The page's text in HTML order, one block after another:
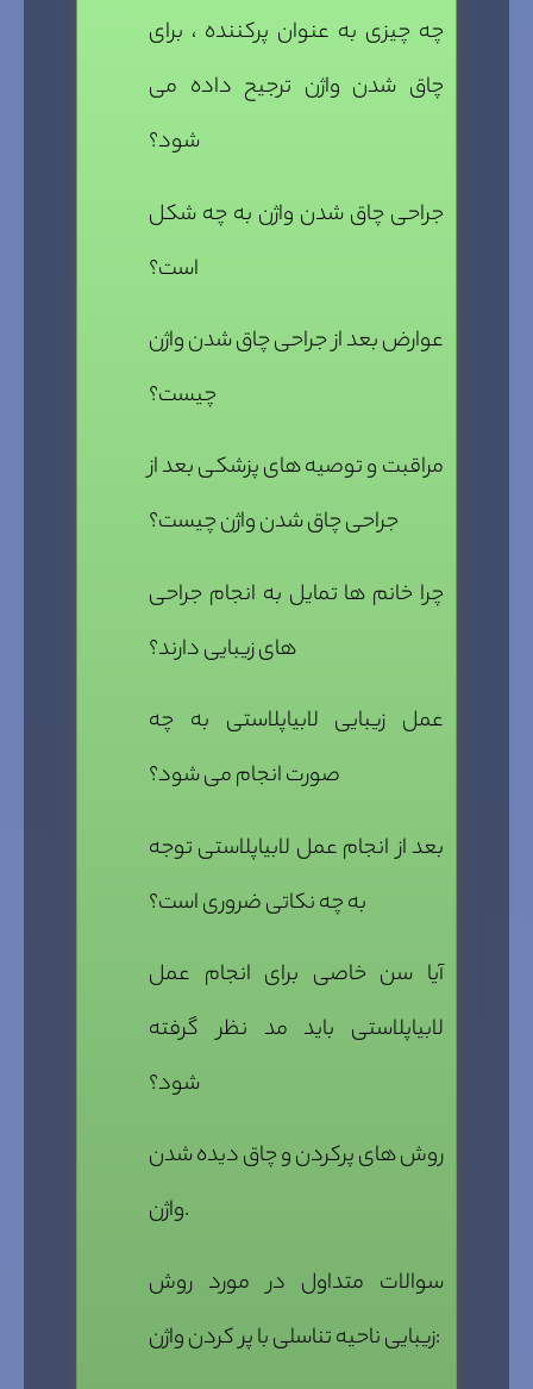
چه چیزی به عنوان پرکننده ، برای
چاق شدن واژن ترجیح داده می
شود؟
جراحی چاق شدن واژن به چه شکل
است؟
عوارض بعد از جراحی چاق شدن واژن
چیست؟
مراقبت و توصیه های پزشکی بعد از
جراحی چاق شدن واژن چیست؟
چرا خانم ها تمایل به انجام جراحی
های زیبایی دارند؟
عمل زیبایی لابیاپلاستی به چه
صورت انجام می شود؟
بعد از انجام عمل لابیاپلاستی توجه
به چه نکاتی ضروری است؟
آیا سن خاصی برای انجام عمل
لابیاپلاستی باید مد نظر گرفته
شود؟
روش های پرکردن و چاق دیده شدن
واژن.
سوالات متداول در مورد روش
زیبایی ناحیه تناسلی با پر کردن واژن: